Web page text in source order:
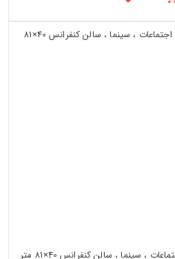
دانلود نقشه فرهنگسرا ، سالن اجتماعات ، سینما ، سالن کنفرانس 40×81 متر